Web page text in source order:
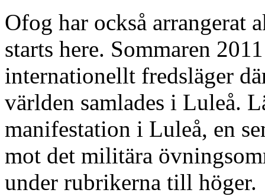
Ofog har också arrangerat
starts here. Sommaren
internationellt fredsläger
världen samlades i Luleå.
manifestation i Luleå, en
mot det militära
under rubrikerna till höger.